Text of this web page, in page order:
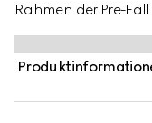
Rahmen der Pre-
Hier erscheint das
Schmuckablage mit